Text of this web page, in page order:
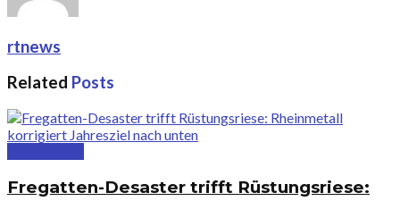
rtnews
Related Posts
Fregatten-Desaster trifft Rüstungsriese: